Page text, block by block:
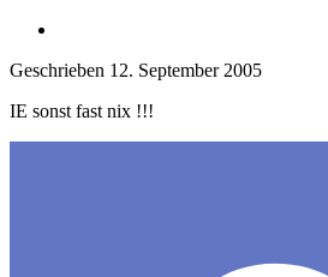
Geschrieben 12. September 2005
IE sonst fast nix !!!